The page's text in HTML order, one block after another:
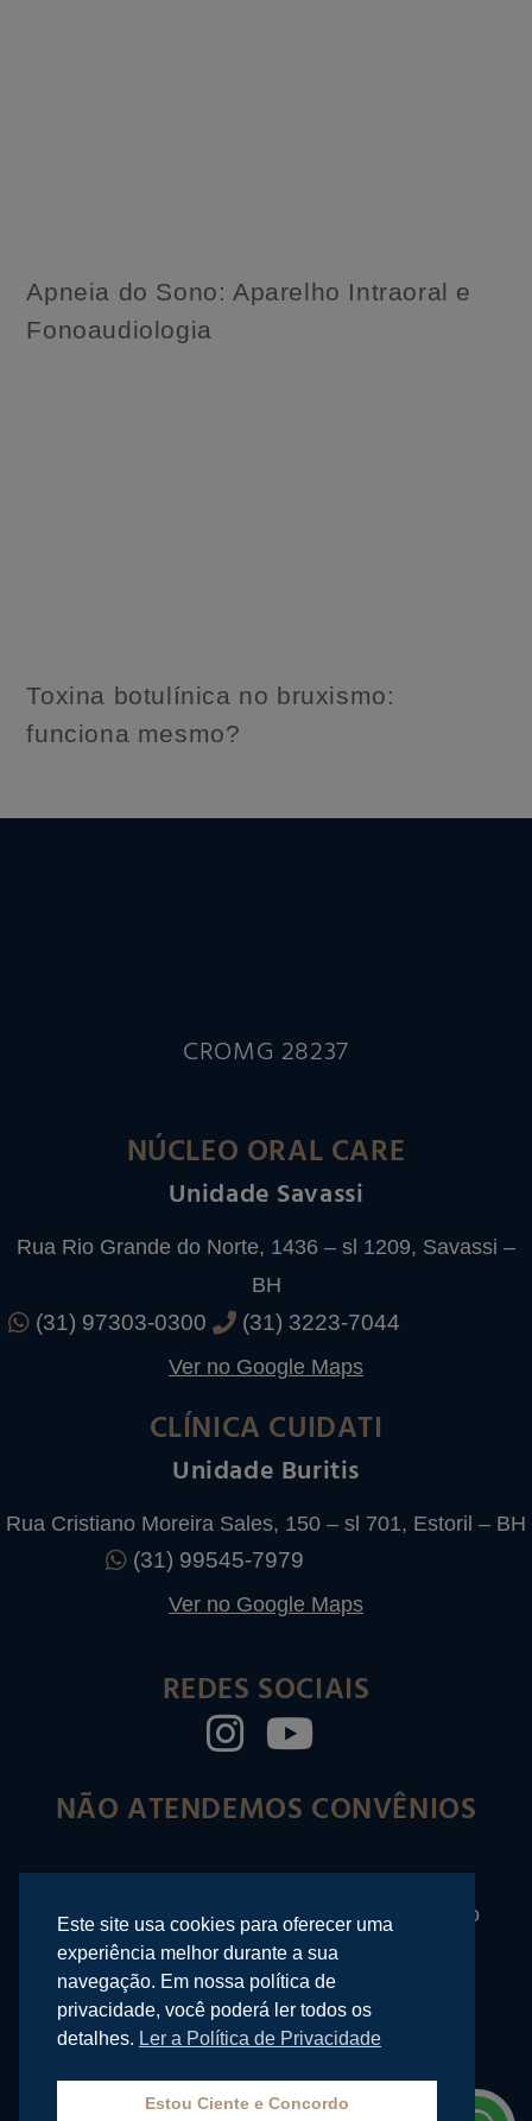
Apneia do Sono: Aparelho Intraoral e
Fonoaudiologia
Toxina botulínica no bruxismo:
funciona mesmo?
CROMG 28237
NÚCLEO ORAL CARE
Unidade Savassi
Rua Rio Grande do Norte, 1436 – sl 1209, Savassi –
BH
(31) 97303-0300 (31) 3223-7044
Ver no Google Maps
CLÍNICA CUIDATI
Unidade Buritis
Rua Cristiano Moreira Sales, 150 – sl 701, Estoril – BH
(31) 99545-7979
Ver no Google Maps
REDES SOCIAIS
NÃO ATENDEMOS CONVÊNIOS
© 2026
| Rafael Righi – Odontologia em Belo
Horizonte
Desenvolvido por
Este site usa cookies para oferecer uma
experiência melhor durante a sua
navegação. Em nossa política de
privacidade, você poderá ler todos os
detalhes. Ler a Política de Privacidade
Estou Ciente e Concordo